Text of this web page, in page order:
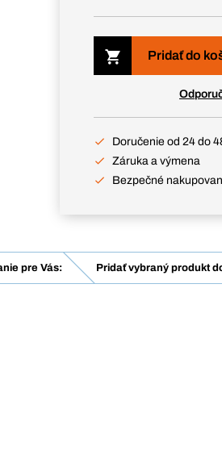
Pridať do
Doručenie od 24 do
Záruka a výmena
Bezpečné
pre Vás: Pridať vybraný produkt